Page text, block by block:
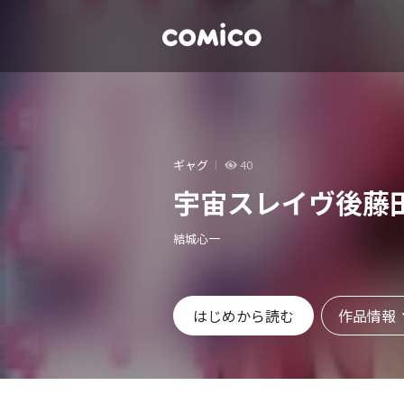
ギャグ 40
宇宙スレイヴ後藤
結城心一
はじめから読む 作品情報